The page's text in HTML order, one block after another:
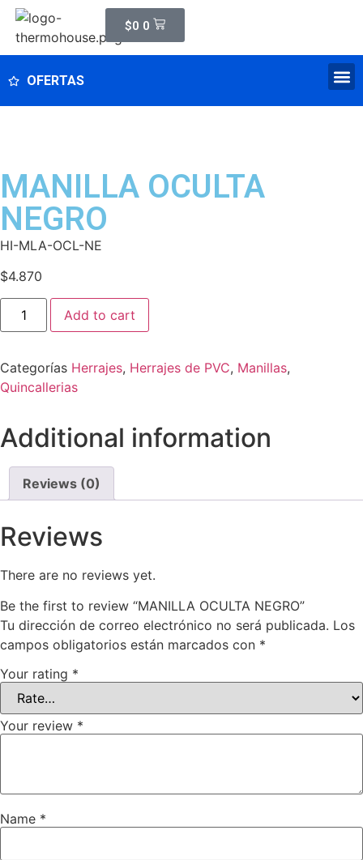
$0 0
OFERTAS
MANILLA OCULTA
NEGRO
HI-MLA-OCL-NE
$4.870
Add to cart
Categorías Herrajes, Herrajes de PVC, Manillas,
Quincallerias
Additional information
Reviews (0)
Reviews
There are no reviews yet.
Be the first to review “MANILLA OCULTA NEGRO”
Tu dirección de correo electrónico no será publicada. Los
campos obligatorios están marcados con *
Your rating *
Your review *
Name *